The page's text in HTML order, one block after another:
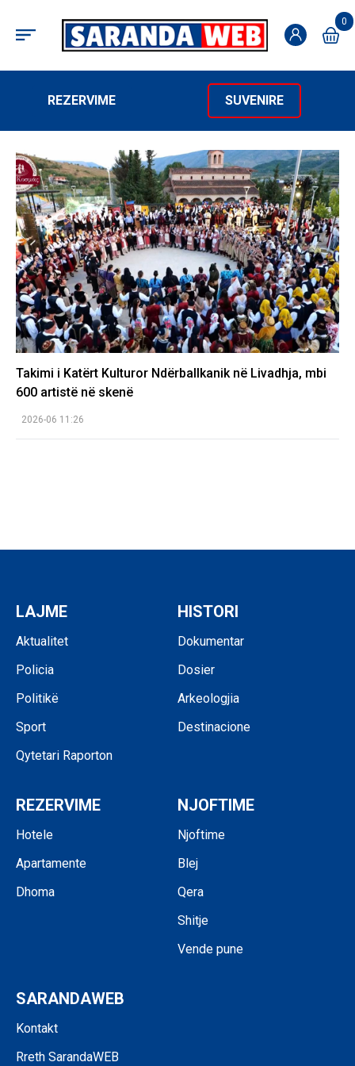
0
REZERVIME SUVENIRE
Takimi i Katërt Kulturor Ndërballkanik në Livadhja, mbi
600 artistë në skenë
2026-06 11:26
LAJME
Aktualitet
Policia
Politikë
Sport
Qytetari Raporton
HISTORI
Dokumentar
Dosier
Arkeologjia
Destinacione
REZERVIME
Hotele
Apartamente
Dhoma
NJOFTIME
Njoftime
Blej
Qera
Shitje
Vende pune
SARANDAWEB
Kontakt
Rreth SarandaWEB